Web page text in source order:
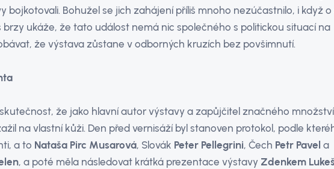
bojkotovali. Bohužel se jich zahájení příliš mnoho nezúčastnilo, i když o
ukáže, že tato událost nemá nic společného s politickou situací na
že výstava zůstane v odborných kruzích bez povšimnutí.
že jako hlavní autor výstavy a zapůjčitel značného
na vlastní kůži. Den před vernisáží byl stanoven protokol, podle
a to Nataša Pirc Musarová, Slovák Peter Pellegrini, Čech Petr Pavel a
, a poté měla následovat krátká prezentace výstavy Zdenkem